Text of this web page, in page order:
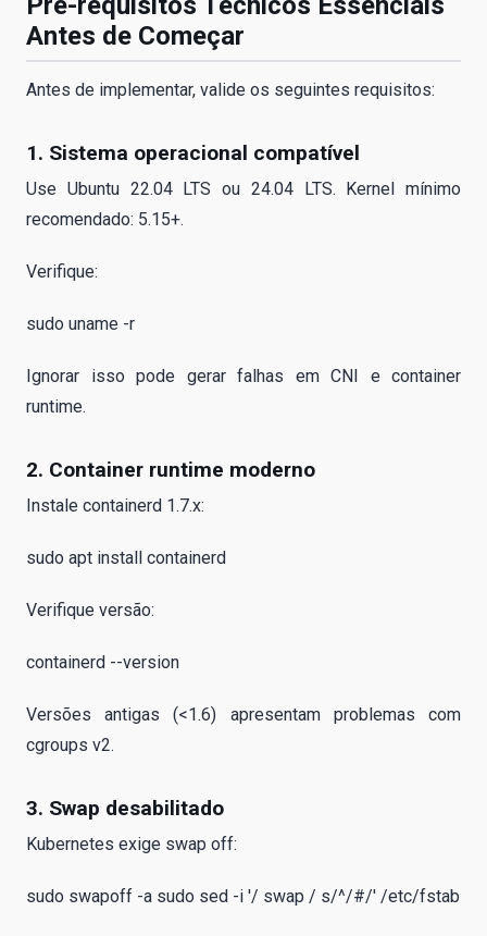
Antes de Começar
Antes de implementar, valide os seguintes requisitos:
1. Sistema operacional compatível
Use Ubuntu 22.04 LTS ou 24.04 LTS. Kernel mínimo
recomendado: 5.15+.
Verifique:
sudo uname -r
Ignorar isso pode gerar falhas em CNI e container
runtime.
2. Container runtime moderno
Instale containerd 1.7.x:
sudo apt install containerd
Verifique versão:
containerd --version
Versões antigas (<1.6) apresentam problemas com
cgroups v2.
3. Swap desabilitado
Kubernetes exige swap off:
sudo swapoff -a sudo sed -i '/ swap / s/^/#/' /etc/fstab